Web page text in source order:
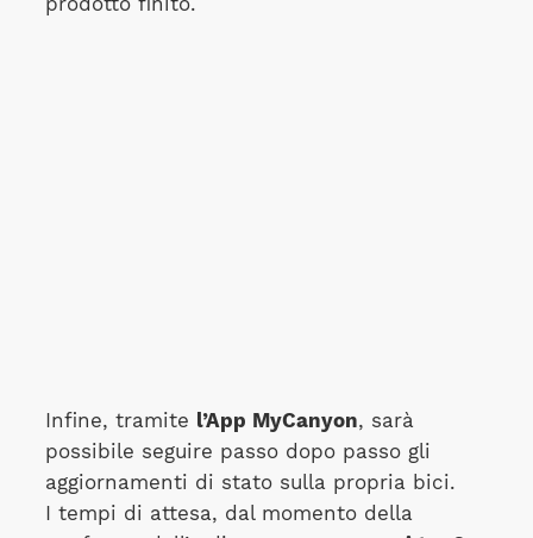
Infine, tramite l’App MyCanyon, sarà
possibile seguire passo dopo passo gli
aggiornamenti di stato sulla propria bici.
I tempi di attesa, dal momento della